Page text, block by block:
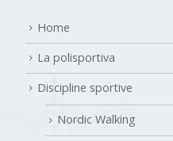
Home
La polisportiva
Discipline sportive
Nordic Walking